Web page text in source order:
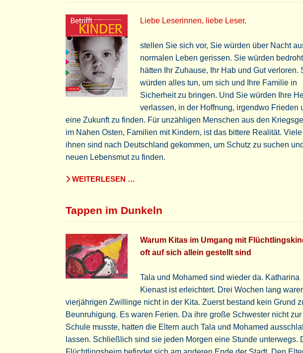
Liebe Leserinnen, liebe Leser,
stellen Sie sich vor, Sie würden über Nacht
normalen Leben gerissen. Sie würden
hätten Ihr Zuhause, Ihr Hab und Gut verloren.
würden alles tun, um sich und Ihre Familie in
Sicherheit zu bringen. Und Sie würden Ihre
verlassen, in der Hoffnung, irgendwo Frieden
eine Zukunft zu finden. Für unzähligen Menschen aus den
im Nahen Osten, Familien mit Kindern, ist das bittere Realität.
ihnen sind nach Deutschland gekommen, um Schutz zu suchen und
neuen Lebensmut zu finden.
WEITERLESEN …
Tappen im Dunkeln
Warum Kitas im Umgang mit
oft auf sich allein gestellt sind
Tala und Mohamed sind wieder da. Katharina
Kienast ist erleichtert. Drei Wochen lang
vierjährigen Zwillinge nicht in der Kita. Zuerst bestand kein Grund
Beunruhigung. Es waren Ferien. Da ihre große Schwester nicht zur
Schule musste, hatten die Eltern auch Tala und Mohamed
lassen. Schließlich sind sie jeden Morgen eine Stunde unterwegs.